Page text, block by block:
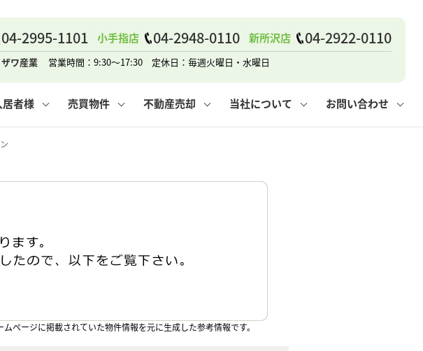
04-2995-1101 小手指店 04-2948-0110 新所沢店 04-2922-0110
ワ産業 営業時間：9:30～17:30 定休日：毎週火曜日・水曜日
居者様 売買物件 不動産売却 当社について お問い合わせ
保存した検索条件
お住まいの解約手続き その他の問合せ
マンションVS戸建て 賃貸vs持ち家
類 売却時の諸費用 仲介と買取の違い
フブログ 個人情報保護方針
ージに掲載されていた物件情報を元に生成した参考情報です。